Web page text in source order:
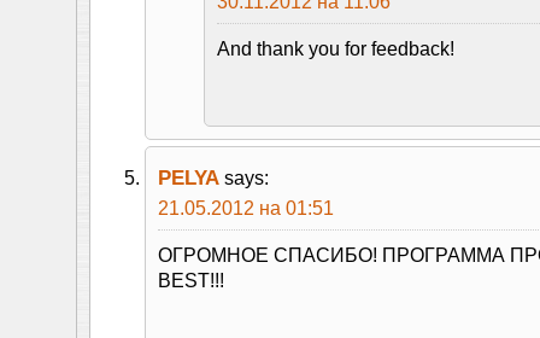
And thank you for feedback!
PELYA says:
21.05.2012 на 01:51
ОГРОМНОЕ СПАСИБО! ПРОГРАММА
BEST!!!